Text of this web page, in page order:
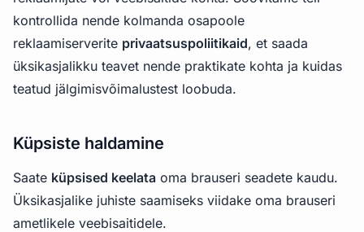
kontrollida nende kolmanda osapoole
reklaamiserverite privaatsuspoliitikaid, et saada
üksikasjalikku teavet nende praktikate kohta ja kuidas
teatud jälgimisvõimalustest loobuda.
Küpsiste haldamine
Saate küpsised keelata oma brauseri seadete kaudu.
Üksikasjalike juhiste saamiseks viidake oma brauseri
ametlikele veebisaitidele.